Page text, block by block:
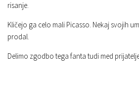
risanje.
Kličejo ga celo mali Picasso. Nekaj svojih
prodal.
Delimo zgodbo tega fanta tudi med